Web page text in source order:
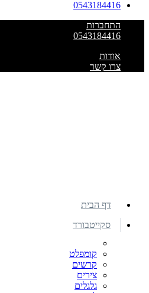
0543184416
התחברות
0543184416
אודות
צרו קשר
דף הבית
סקייטבורד
קומפלט
קרשים
צירים
גלגלים